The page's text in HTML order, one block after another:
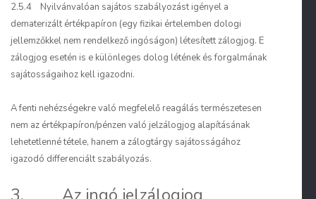
2.5.4 Nyilvánvalóan sajátos szabályozást igényel a
dematerizált értékpapíron (egy fizikai értelemben dologi
jellemzőkkel nem rendelkező ingóságon) létesített zálogjog. E
zálogjog esetén is e különleges dolog létének és forgalmának
sajátosságaihoz kell igazodni.
A fenti nehézségekre való megfelelő reagálás természetesen
nem az értékpapíron/pénzen való jelzálogjog alapításának
lehetetlenné tétele, hanem a zálogtárgy sajátosságához
igazodó differenciált szabályozás.